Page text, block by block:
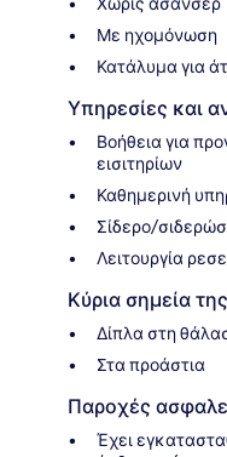
Με ηχομόνωση
Κατάλυμα για
Υπηρεσίες και
Βοήθεια για
εισιτηρίων
Καθημερινή
Σίδερο/
Λειτουργία
Κύρια σημεία
Δίπλα στη
Στα προάστια
Παροχές
Έχει